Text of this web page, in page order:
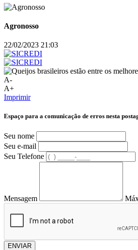
Agronosso
22/02/2023 21:03
A-
A+
Imprimir
Espaço para a comunicação de erros nesta
Seu nome
Seu e-mail
Seu Telefone
Mensagem
ENVIAR